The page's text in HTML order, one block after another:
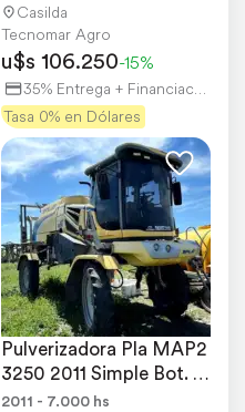
Casilda
Tecnomar Agro
u$s 106.250-15%
35% Entrega + Financiación
Tasa 0% en Dólares
Pulverizadora Pla MAP2
3250 2011 Simple Bot.
32mts
2011 - 7.000 hs